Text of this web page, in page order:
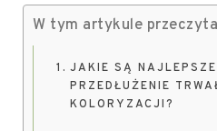
W tym artykule
JAKIE SĄ
PRZEDŁUŻENIE
KOLORYZACJI?